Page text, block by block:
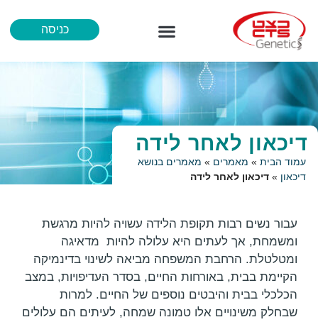
כניסה
דיכאון לאחר לידה
עמוד הבית » מאמרים » מאמרים בנושא
דיכאון » דיכאון לאחר לידה
עבור נשים רבות תקופת הלידה עשויה להיות מרגשת
ומשמחת, אך לעתים היא עלולה להיות מדאיגה
ומטלטלת. הרחבת המשפחה מביאה לשינוי בדינמיקה
הקיימת בבית, באורחות החיים, בסדר העדיפויות, במצב
הכלכלי בבית והיבטים נוספים של החיים. למרות
שבחלק משינויים אלו טמונה שמחה, לעיתים הם עלולים